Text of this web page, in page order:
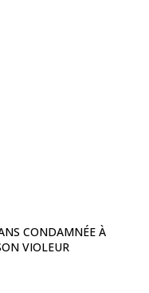
CONDAMNÉE À
VIOLEUR